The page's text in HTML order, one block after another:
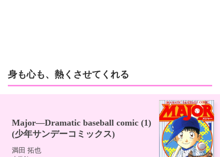
身も心も、熱くさせてくれる